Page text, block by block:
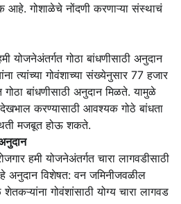
आहे. गोशाळेचे नोंदणी करणाऱ्या संस्थाचं
योजनेअंतर्गत गोठा बांधणीसाठी अनुदान
त्यांच्या गोवंशाच्या संख्येनुसार 77 हजार
बांधणीसाठी अनुदान मिळते. यामुळे
करण्यासाठी आवश्यक गोठे बांधता
मजबूत होऊ शकते.
हमी योजनेअंतर्गत चारा लागवडीसाठी
अनुदान विशेषत: वन जमिनीजवळील
गोवंशांसाठी योग्य चारा लागवड